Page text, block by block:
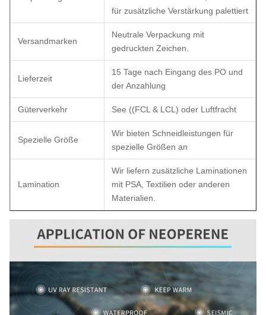
für zusätzliche Verstärkung palettiert
Versandmarken
Neutrale Verpackung mit
gedruckten Zeichen.
Lieferzeit
15 Tage nach Eingang des PO und
der Anzahlung
Güterverkehr See ((FCL & LCL) oder Luftfracht
Spezielle Größe
Wir bieten Schneidleistungen für
spezielle Größen an
Lamination
Wir liefern zusätzliche Laminationen
mit PSA, Textilien oder anderen
Materialien.